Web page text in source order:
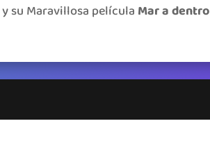
y su Maravillosa película Mar a dentro